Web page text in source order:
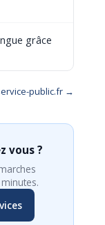
grâce
public.fr →
vous ?